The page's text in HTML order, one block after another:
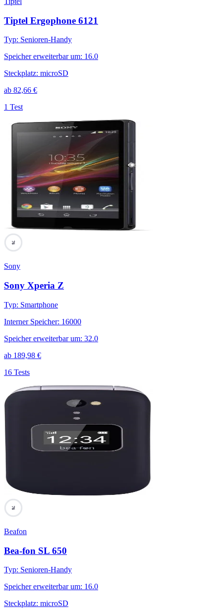
Tiptel Ergophone 6121
Typ: Senioren-Handy
Speicher erweiterbar um: 16.0
Steckplatz: microSD
ab 82,66 €
1 Test
76
Sony
Sony Xperia Z
Typ: Smartphone
Interner Speicher: 16000
Speicher erweiterbar um: 32.0
ab 189,98 €
16 Tests
76
Beafon
Bea-fon SL 650
Typ: Senioren-Handy
Speicher erweiterbar um: 16.0
Steckplatz: microSD